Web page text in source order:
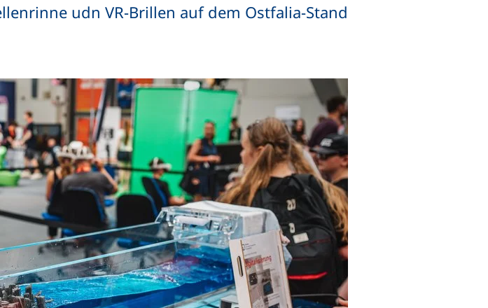
udn VR-Brillen auf dem Ostfalia-Stand